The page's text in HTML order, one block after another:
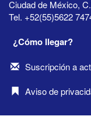
Ciudad de México,
Tel. +52(55)5622
¿Cómo llegar?
Suscripción a
Aviso de